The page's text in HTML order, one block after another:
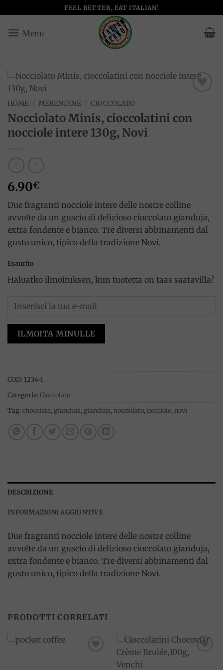
ai
contenuti
FEEL BETTER, EAT ITALIAN!
HOME / MERENDINE / CIOCCOLATO
Nocciolato Minis, cioccolatini con
nocciole intere 130g, Novi
6.90€
Due fragranti nocciole intere delle nostre colline
avvolte da un guscio di delizioso cioccolato gianduja,
extra fondente e bianco. Tre diversi abbinamenti dal
gusto unico, tipico della tradizione Novi.
Esaurito
Haluatko ilmoituksen, kun tuotetta on taas saatavilla?
ILMOITA MINULLE
COD: 1234-1
Categoria: Cioccolato
Tag: chocolate, gianduia, gianduja, nocciolato, nocciole, novi
DESCRIZIONE
INFORMAZIONI AGGIUNTIVE
Due fragranti nocciole intere delle nostre colline
avvolte da un guscio di delizioso cioccolato gianduja,
extra fondente e bianco. Tre diversi abbinamenti dal
gusto unico, tipico della tradizione Novi.
PRODOTTI CORRELATI